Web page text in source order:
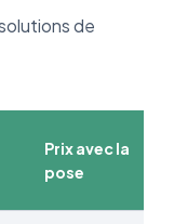
de
Prix avec la
pose